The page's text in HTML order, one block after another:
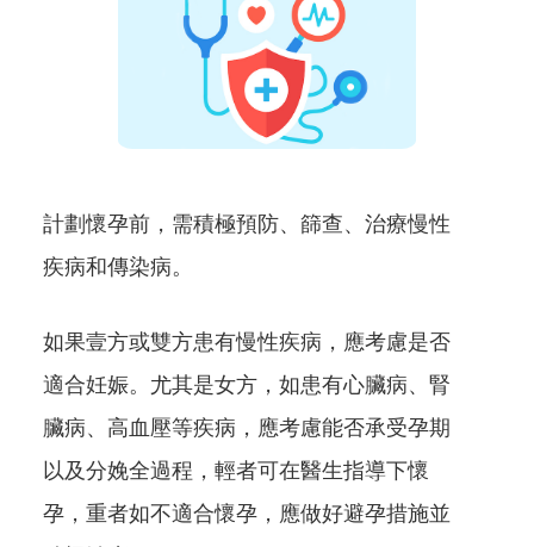
計劃懷孕前，需積極預防、篩查、治療慢性
疾病和傳染病。
如果壹方或雙方患有慢性疾病，應考慮是否
適合妊娠。尤其是女方，如患有心臟病、腎
臟病、高血壓等疾病，應考慮能否承受孕期
以及分娩全過程，輕者可在醫生指導下懷
孕，重者如不適合懷孕，應做好避孕措施並